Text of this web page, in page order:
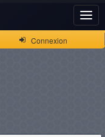
Connexion